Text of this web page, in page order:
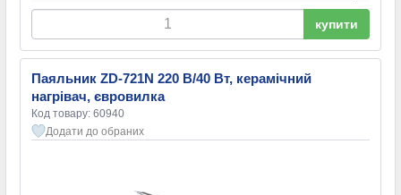
купити
Паяльник ZD-721N 220 В/40 Вт, керамічний
нагрівач, євровилка
Код товару: 60940
Додати до обраних